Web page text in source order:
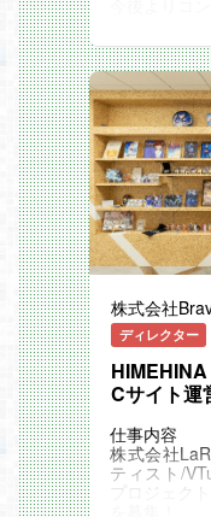
ために、実
る」を行っ
編成された
ーカスを当
その中で、
迎え、より
プロデュー
強化し、国
グローバル
きるように
す。
募集背景
増収増益に
業務内容
・アニメ化
－ 原作獲得
－ 製作委員
ー スキーム
ー 制作スタ
ー スタッフ
ー アニメ化
ー プリプロ
ー 各種権利
・社内各部
備
株式会社
ディレクター
Cサイト運
仕事内容
株式会社
ティスト/
プロジェク